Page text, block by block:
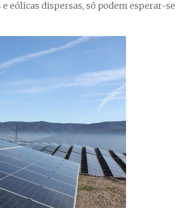
eólicas dispersas, só podem esperar-se